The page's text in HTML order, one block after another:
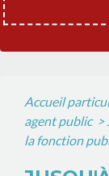
Accueil
agent public >
la fonction